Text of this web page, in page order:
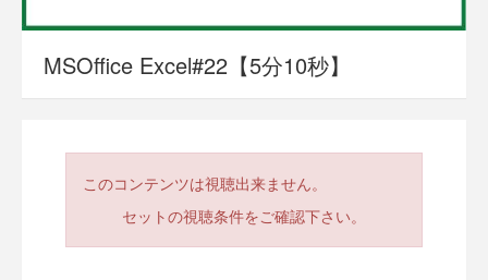
MSOffice Excel#22【5分10秒】
このコンテンツは視聴出来ません。
セットの視聴条件をご確認下さい。